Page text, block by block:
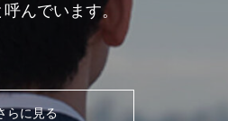
んでいます。
らに見る